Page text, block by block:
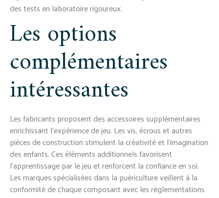
des tests en laboratoire rigoureux.
Les options
complémentaires
intéressantes
Les fabricants proposent des accessoires supplémentaires
enrichissant l'expérience de jeu. Les vis, écrous et autres
pièces de construction stimulent la créativité et l'imagination
des enfants. Ces éléments additionnels favorisent
l'apprentissage par le jeu et renforcent la confiance en soi.
Les marques spécialisées dans la puériculture veillent à la
conformité de chaque composant avec les réglementations